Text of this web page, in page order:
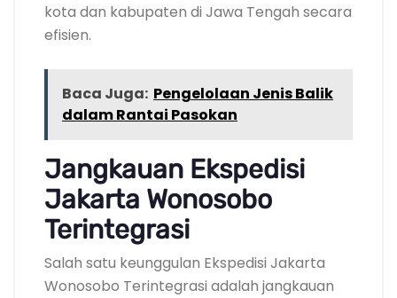
kota dan kabupaten di Jawa Tengah secara
efisien.
Baca Juga: Pengelolaan Jenis Balik
dalam Rantai Pasokan
Jangkauan Ekspedisi
Jakarta Wonosobo
Terintegrasi
Salah satu keunggulan Ekspedisi Jakarta
Wonosobo Terintegrasi adalah jangkauan